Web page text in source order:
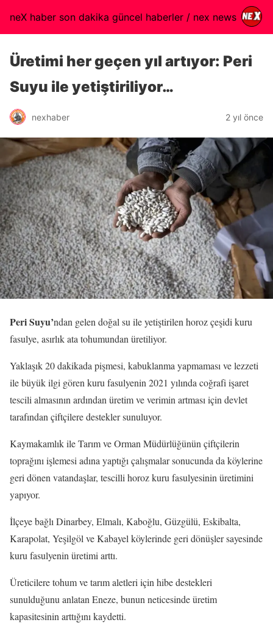
neX haber son dakika güncel haberler / nex news
Üretimi her geçen yıl artıyor: Peri
Suyu ile yetiştiriliyor…
nexhaber 2 yıl önce
Peri Suyu’ndan gelen doğal su ile yetiştirilen horoz çeşidi kuru
fasulye, asırlık ata tohumundan üretiliyor.
Yaklaşık 20 dakikada pişmesi, kabuklanma yapmaması ve lezzeti
ile büyük ilgi gören kuru fasulyenin 2021 yılında coğrafi işaret
tescili almasının ardından üretim ve verimin artması için devlet
tarafından çiftçilere destekler sunuluyor.
Kaymakamlık ile Tarım ve Orman Müdürlüğünün çiftçilerin
toprağını işlemesi adına yaptığı çalışmalar sonucunda da köylerine
geri dönen vatandaşlar, tescilli horoz kuru fasulyesinin üretimini
yapıyor.
İlçeye bağlı Dinarbey, Elmalı, Kaboğlu, Güzgülü, Eskibalta,
Karapolat, Yeşilgöl ve Kabayel köylerinde geri dönüşler sayesinde
kuru fasulyenin üretimi arttı.
Üreticilere tohum ve tarım aletleri için hibe destekleri
sunulduğunu anlatan Eneze, bunun neticesinde üretim
kapasitesinin arttığını kaydetti.